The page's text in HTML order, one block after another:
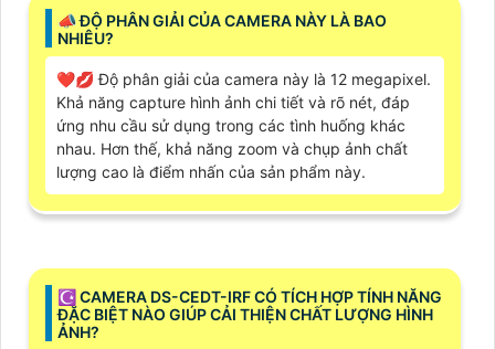
📣 ĐỘ PHÂN GIẢI CỦA CAMERA NÀY LÀ BAO
NHIÊU?
❤️‍💋‍ Độ phân giải của camera này là 12 megapixel.
Khả năng capture hình ảnh chi tiết và rõ nét, đáp
ứng nhu cầu sử dụng trong các tình huống khác
nhau. Hơn thế, khả năng zoom và chụp ảnh chất
lượng cao là điểm nhấn của sản phẩm này.
☪ CAMERA DS-CEDT-IRF CÓ TÍCH HỢP TÍNH NĂNG
ĐẶC BIỆT NÀO GIÚP CẢI THIỆN CHẤT LƯỢNG HÌNH
ẢNH?